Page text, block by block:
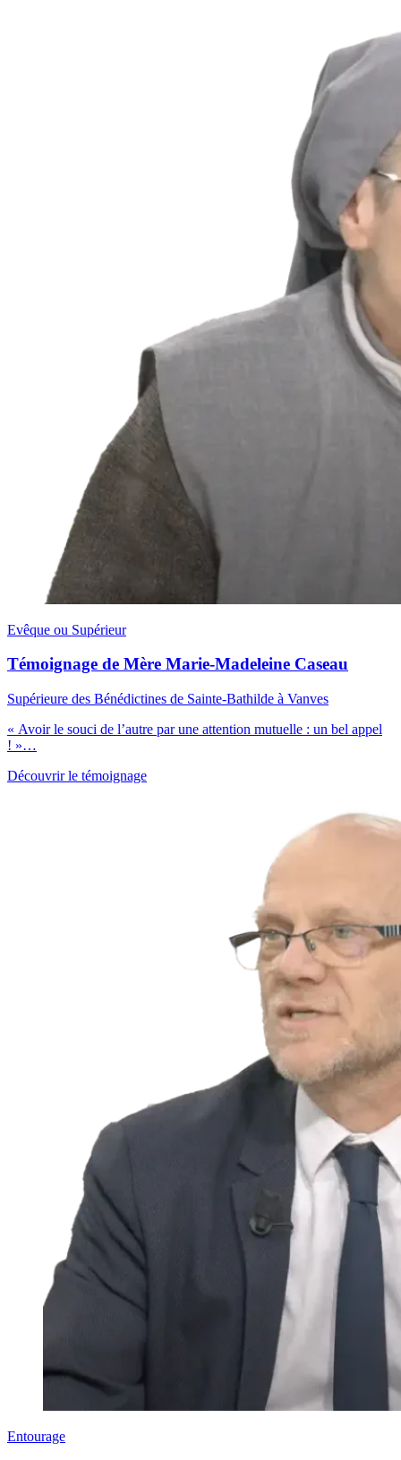
Evêque ou Supérieur
Témoignage de Mère Marie-Madeleine Caseau
Supérieure des Bénédictines de Sainte-Bathilde à Vanves
« Avoir le souci de l’autre par une attention mutuelle : un bel appel
! »…
Découvrir le témoignage
Entourage